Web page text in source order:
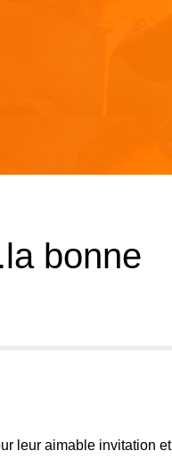
bonne
leur aimable invitation et